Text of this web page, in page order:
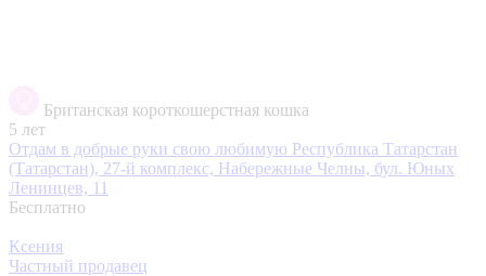
Британская короткошерстная кошка
5 лет
Отдам в добрые руки свою любимую Республика Татарстан
(Татарстан), 27-й комплекс, Набережные Челны, бул. Юных
Ленинцев, 11
Бесплатно
Ксения
Частный продавец